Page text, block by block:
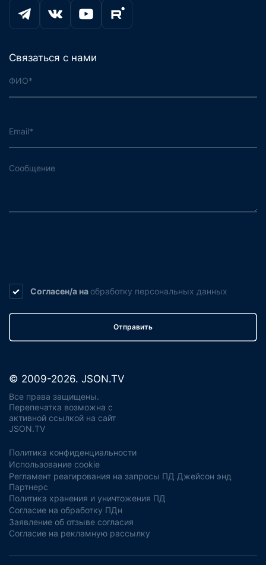
Связаться с нами
Согласен/а на обработку персональных данных
Отправить
© 2009-2026. JSON.TV
Все права защищены.
Перепечатка возможна с
активной ссылкой на сайт
JSON.TV
Политика конфиденциальности
Использование cookie
Регламент реагирования на запросы ПД Джейсон энд
Партнерс
Политика хранения и уничтожения ПД
Согласие на обработку ПДн
Заявление об отзыве согласия
Согласие на рекламную рассылку